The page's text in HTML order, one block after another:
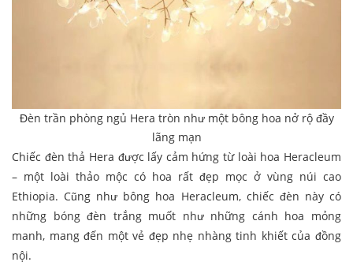
Đèn trần phòng ngủ Hera tròn như một bông hoa nở rộ đầy
lãng mạn
Chiếc đèn thả Hera được lấy cảm hứng từ loài hoa Heracleum
– một loài thảo mộc có hoa rất đẹp mọc ở vùng núi cao
Ethiopia. Cũng như bông hoa Heracleum, chiếc đèn này có
những bóng đèn trắng muốt như những cánh hoa mỏng
manh, mang đến một vẻ đẹp nhẹ nhàng tinh khiết của đồng
nội.